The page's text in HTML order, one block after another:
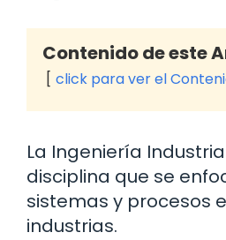
Contenido de este
click para ver el
La Ingeniería
disciplina que se
sistemas y procesos
industrias.